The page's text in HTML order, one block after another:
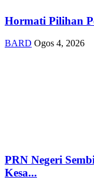
Hormati Pilihan
BARD Ogos 4, 2026
PRN Negeri
Kesa...